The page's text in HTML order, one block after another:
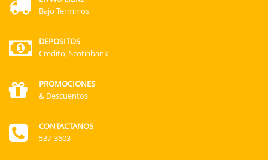
Bajo Terminos
DEPOSITOS
Credito, Scotiabank
PROMOCIONES
& Descuentos
CONTACTANOS
537-3603